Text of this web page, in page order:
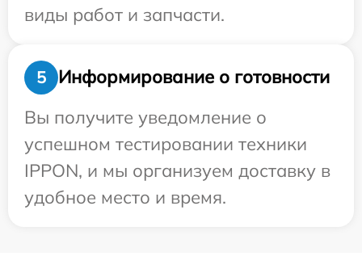
виды работ и запчасти.
5
Информирование о готовности
Вы получите уведомление о
успешном тестировании техники
IPPON, и мы организуем доставку в
удобное место и время.